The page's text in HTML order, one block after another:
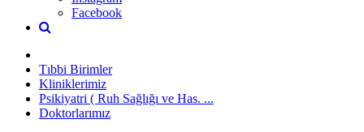
Facebook
Tıbbi Birimler
Kliniklerimiz
Psikiyatri ( Ruh Sağlığı ve Has. ...
Doktorlarımız